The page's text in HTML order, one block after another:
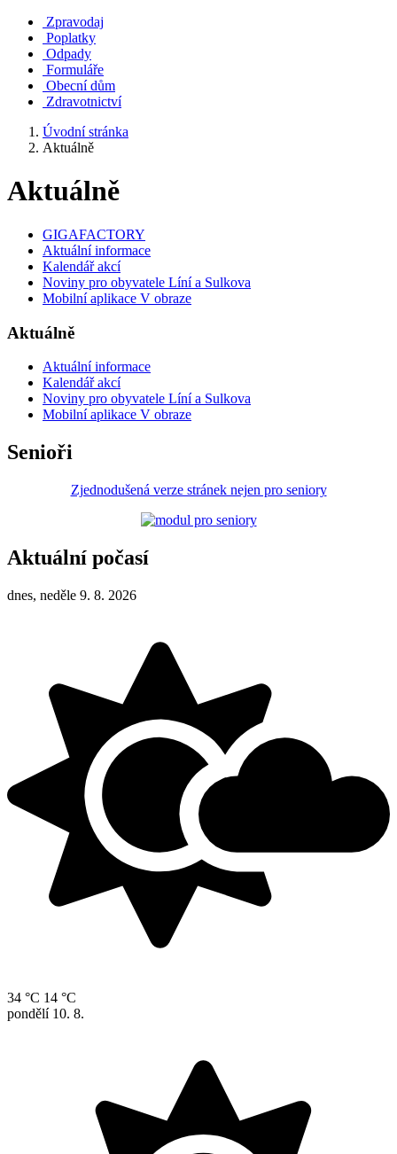
Zpravodaj
Poplatky
Odpady
Formuláře
Obecní dům
Zdravotnictví
Úvodní stránka
Aktuálně
Aktuálně
GIGAFACTORY
Aktuální informace
Kalendář akcí
Noviny pro obyvatele Líní a Sulkova
Mobilní aplikace V obraze
Aktuálně
Aktuální informace
Kalendář akcí
Noviny pro obyvatele Líní a Sulkova
Mobilní aplikace V obraze
Senioři
Zjednodušená verze stránek nejen pro seniory
Aktuální počasí
dnes, neděle 9. 8. 2026
34 °C 14 °C
pondělí 10. 8.